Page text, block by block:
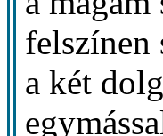
felszínen
a két